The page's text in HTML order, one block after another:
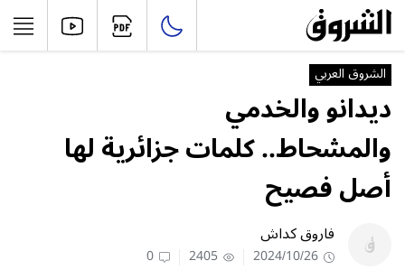
الشروق العربي
ديدانو والخدمي
والمشحاط.. كلمات جزائرية لها
أصل فصيح
فاروق كداش
2024/10/26
2405
0